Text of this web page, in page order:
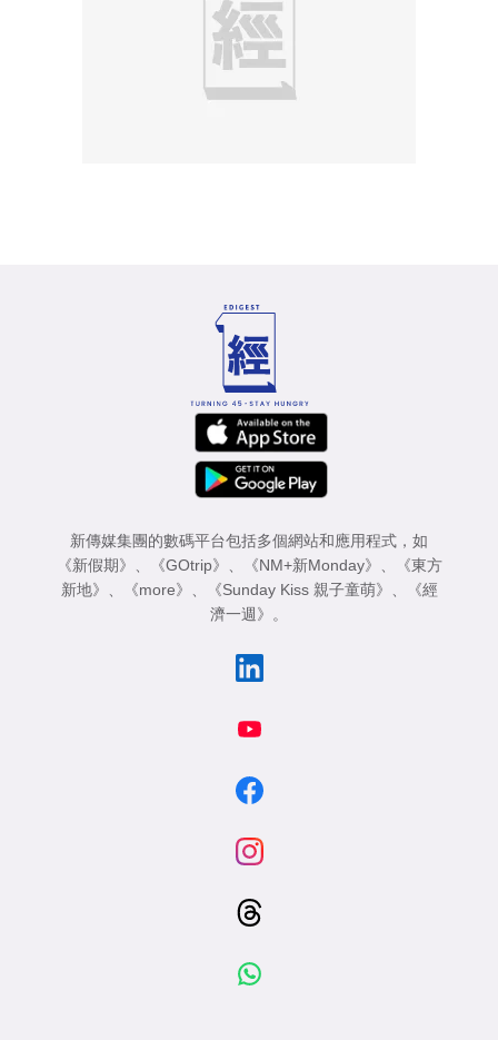
新傳媒集團的數碼平台包括多個網站和應用程式，如
《新假期》
《GOtrip》 《NM+新Monday》
《東方
新地》
《more》 《Sunday Kiss 親子童萌》
《經
濟一週》
。